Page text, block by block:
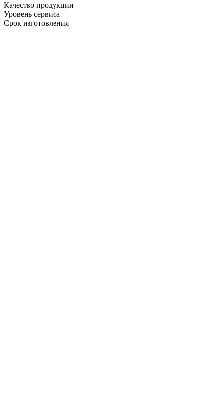
Качество продукции
Уровень сервиса
Срок изготовления